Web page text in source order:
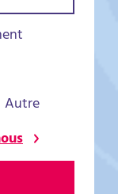
Autre